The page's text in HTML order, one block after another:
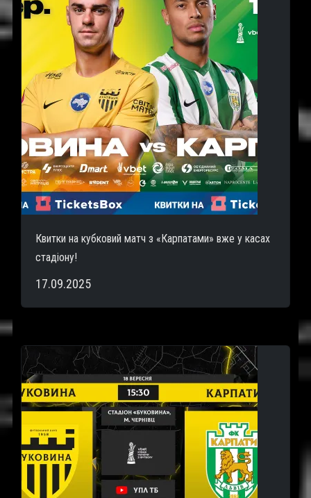
Квитки на кубковий матч з «Карпатами» вже у касах
стадіону!
17.09.2025